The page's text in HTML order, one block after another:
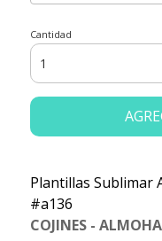
Cantidad
Plantillas Sublimar
#a136
COJINES -